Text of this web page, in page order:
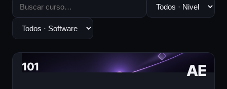
AE
101